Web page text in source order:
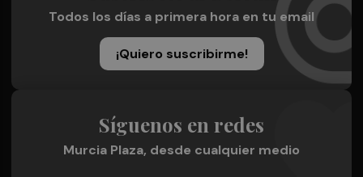
Todos los días a primera hora en tu email
¡Quiero suscribirme!
Síguenos en redes
Murcia Plaza, desde cualquier medio